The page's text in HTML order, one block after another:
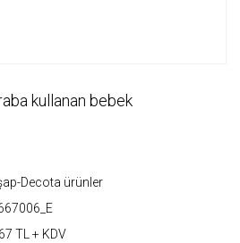
kullanan bebek
Decota ürünler
TL + KDV